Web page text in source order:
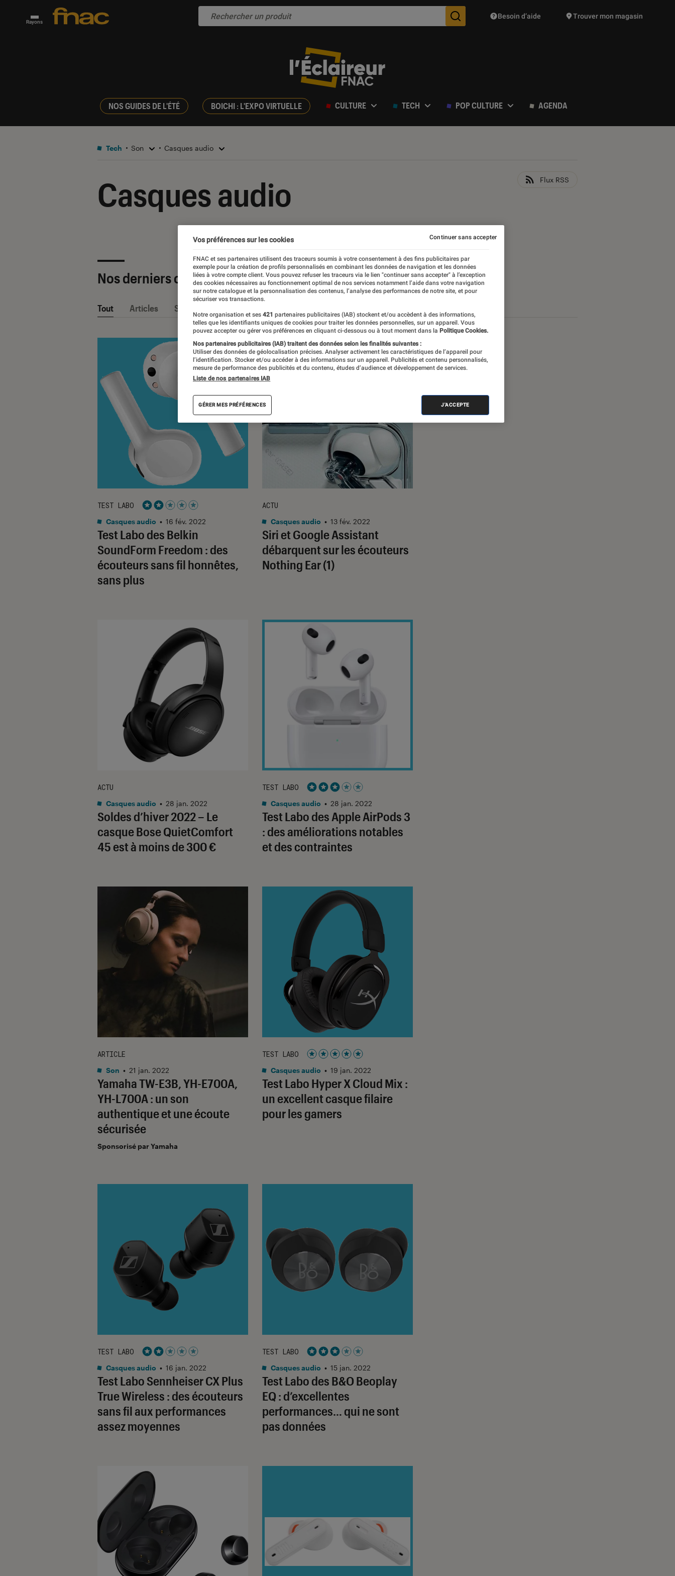
Rayons Des suggestions de produits vont vous être proposées
Besoin d’aide Trouver mon magasin
NOS GUIDES DE L'ÉTÉ BOICHI : L'EXPO VIRTUELLE CULTURE TECH POP CULTURE AGENDA
Tech Son Casques audio
Casques audio Flux RSS
Nos derniers contenus
Tout Articles Sélections et guides
Test Labo des Belkin
SoundForm Freedom : des
écouteurs sans fil honnêtes,
sans plus
TEST LABO
Noté 2 étoiles sur 5
Casques audio • 16 fév. 2022
Siri et Google Assistant
débarquent sur les écouteurs
Nothing Ear (1)
ACTU
Casques audio • 13 fév. 2022
Soldes d’hiver 2022 – Le
casque Bose QuietComfort
45 est à moins de 300 €
ACTU
Casques audio • 28 jan. 2022
Test Labo des Apple AirPods 3
: des améliorations notables
et des contraintes
TEST LABO
Noté 3 étoiles sur 5
Casques audio • 28 jan. 2022
Yamaha TW-E3B, YH-E700A,
YH-L700A : un son
authentique et une écoute
sécurisée
ARTICLE
Son • 21 jan. 2022
Sponsorisé par Yamaha
Test Labo Hyper X Cloud Mix :
un excellent casque filaire
pour les gamers
TEST LABO
Noté 5 étoiles sur 5
Casques audio • 19 jan. 2022
Test Labo Sennheiser CX Plus
True Wireless : des écouteurs
sans fil aux performances
assez moyennes
TEST LABO
Noté 2 étoiles sur 5
Casques audio • 16 jan. 2022
Test Labo des B&O Beoplay
EQ : d’excellentes
performances… qui ne sont
pas données
TEST LABO
Noté 3 étoiles sur 5
Casques audio • 15 jan. 2022
Vos préférences sur les cookies
FNAC et ses partenaires utilisent des traceurs soumis à votre consentement à des fins publicitaires par
exemple pour la création de profils personnalisés en combinant les données de navigation et les données
liées à votre compte client. Vous pouvez refuser les traceurs via le lien "continuer sans accepter" à l’exception
des cookies nécessaires au fonctionnement optimal de nos services notamment l’aide dans votre navigation
sur notre catalogue et la personnalisation des contenus, l’analyse des performances de notre site, et pour
sécuriser vos transactions.
Notre organisation et ses 421 partenaires publicitaires (IAB) stockent et/ou accèdent à des informations,
telles que les identifiants uniques de cookies pour traiter les données personnelles, sur un appareil. Vous
pouvez accepter ou gérer vos préférences en cliquant ci-dessous ou à tout moment dans la Politique Cookies.
Nos partenaires publicitaires (IAB) traitent des données selon les finalités suivantes :
Utiliser des données de géolocalisation précises. Analyser activement les caractéristiques de l’appareil pour
l’identification. Stocker et/ou accéder à des informations sur un appareil. Publicités et contenu personnalisés,
mesure de performance des publicités et du contenu, études d’audience et développement de services.
Liste de nos partenaires IAB
GÉRER MES PRÉFÉRENCES J'ACCEPTE
Continuer sans accepter